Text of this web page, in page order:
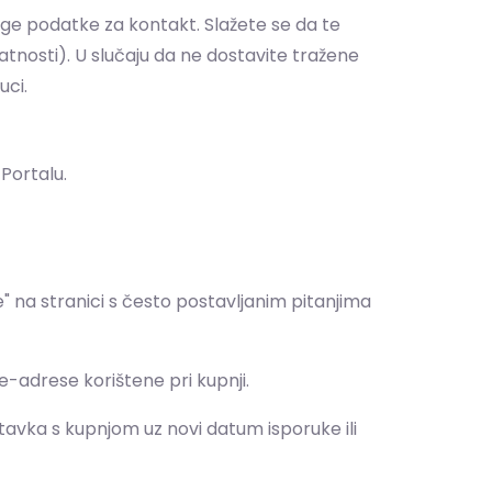
podatke za kontakt. Slažete se da te
U slučaju da ne dostavite tražene
na stranici s često postavljanim pitanjima
adrese korištene pri kupnji.
s kupnjom uz novi datum isporuke ili